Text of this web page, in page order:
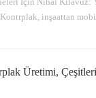
inşaattan